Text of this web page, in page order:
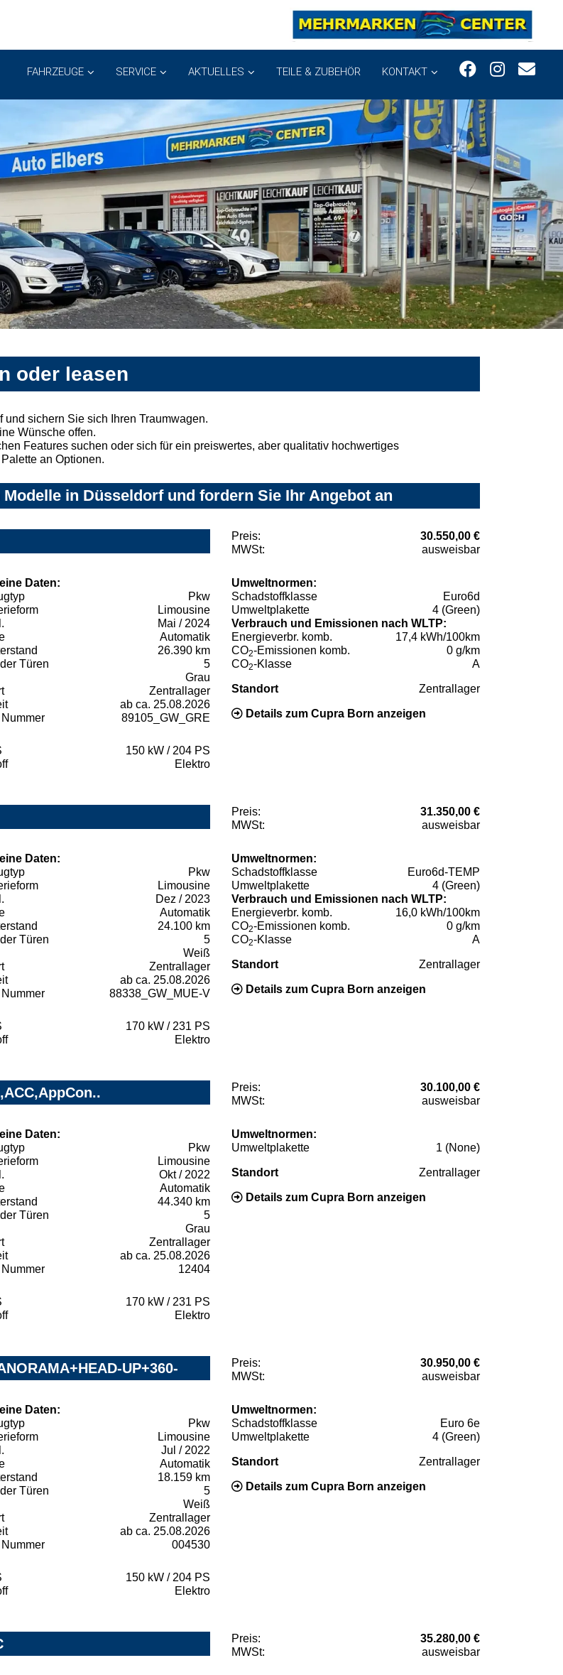
FAHRZEUGE SERVICE AKTUELLES TEILE & ZUBEHÖR KONTAKT
oder leasen
sichern Sie sich Ihren Traumwagen.
Wünsche offen.
Features suchen oder sich für ein preiswertes, aber qualitativ hochwertiges
an Optionen.
in Düsseldorf und fordern Sie Ihr Angebot an
Preis:
30.550,00 €
MWSt:
ausweisbar
Daten:
Pkw
Limousine
Mai / 2024
Automatik
26.390 km
Türen
5
Grau
Zentrallager
ab ca. 25.08.2026
89105_GW_GRE
150 kW / 204 PS
Elektro
Umweltnormen:
Schadstoffklasse
Euro6d
Umweltplakette
4 (Green)
Verbrauch und Emissionen nach WLTP:
Energieverbr. komb.
17,4 kWh/100km
CO2-Emissionen komb.
0 g/km
CO2-Klasse A
Standort Zentrallager
Details zum Cupra Born anzeigen
Preis:
31.350,00 €
MWSt:
ausweisbar
Daten:
Pkw
Limousine
Dez / 2023
Automatik
24.100 km
Türen
5
Weiß
Zentrallager
ab ca. 25.08.2026
88338_GW_MUE-V
170 kW / 231 PS
Elektro
Umweltnormen:
Schadstoffklasse
Euro6d-TEMP
Umweltplakette
4 (Green)
Verbrauch und Emissionen nach WLTP:
Energieverbr. komb.
16,0 kWh/100km
CO2-Emissionen komb.
0 g/km
CO2-Klasse A
Standort Zentrallager
Details zum Cupra Born anzeigen
Preis:
30.100,00 €
MWSt:
ausweisbar
Daten:
Pkw
Limousine
Okt / 2022
Automatik
44.340 km
Türen
5
Grau
Zentrallager
ab ca. 25.08.2026
12404
170 kW / 231 PS
Elektro
Umweltnormen:
Umweltplakette
1 (None)
Standort Zentrallager
Details zum Cupra Born anzeigen
UP+360- Preis:
30.950,00 €
MWSt:
ausweisbar
Daten:
Pkw
Limousine
Jul / 2022
Automatik
18.159 km
Türen
5
Weiß
Zentrallager
ab ca. 25.08.2026
004530
150 kW / 204 PS
Elektro
Umweltnormen:
Schadstoffklasse
Euro 6e
Umweltplakette
4 (Green)
Standort Zentrallager
Details zum Cupra Born anzeigen
Preis:
35.280,00 €
MWSt:
ausweisbar